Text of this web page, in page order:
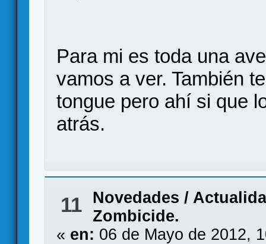
Para mi es toda una
vamos a ver. También
tongue pero ahí si que
atrás.
11
Novedades /
Zombicide.
« en: 06 de Mayo de 2012,